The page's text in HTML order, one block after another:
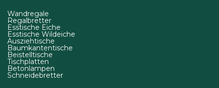
Wandregale
Regalbretter
Esstische Eiche
Esstische Wildeiche
Ausziehtische
Baumkantentische
Beistelltische
Tischplatten
Betonlampen
Schneidebretter